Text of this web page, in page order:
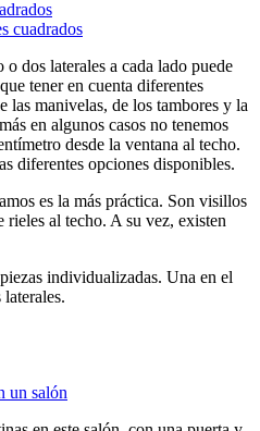
cuadrados
dos laterales a cada lado puede
tener en cuenta diferentes
las manivelas, de los tambores y la
en algunos casos no tenemos
desde la ventana al techo.
diferentes opciones disponibles.
es la más práctica. Son visillos
al techo. A su vez, existen
individualizadas. Una en el
un salón